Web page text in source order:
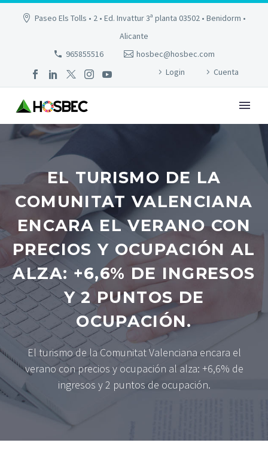
Paseo Els Tolls • 2 • Ed. Invattur 3ª planta 03502 • Benidorm •
Alicante
965855516
hosbec@hosbec.com
Login
Cuenta
EL TURISMO DE LA
COMUNITAT VALENCIANA
ENCARA EL VERANO CON
PRECIOS Y OCUPACIÓN AL
ALZA: +6,6% DE INGRESOS
Y 2 PUNTOS DE
OCUPACIÓN.
El turismo de la Comunitat Valenciana encara el
verano con precios y ocupación al alza: +6,6% de
ingresos y 2 puntos de ocupación.